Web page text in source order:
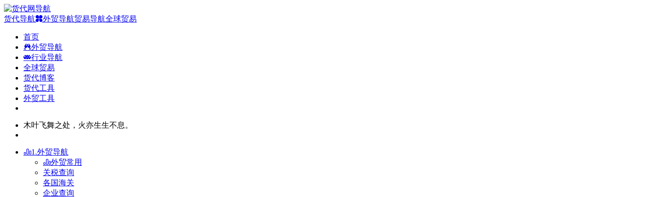
货代导航 外贸导航贸易导航全球贸易
首页
外贸导航
行业导航
全球贸易
货代博客
货代工具
外贸工具
木叶飞舞之处，火亦生生不息。
1.外贸导航
外贸常用
关税查询
各国海关
企业查询